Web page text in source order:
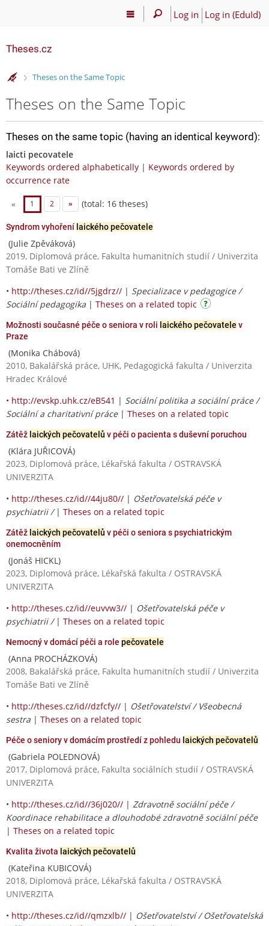
Log in Log in (EduId)
Theses.cz
>
Theses on the Same Topic
Theses on the Same Topic
Theses on the same topic (having an identical keyword):
laicti pecovatele
Keywords ordered alphabetically | Keywords ordered by
occurrence rate
« 1 2 » (total: 16 theses)
Syndrom vyhoření laického pečovatele
(Julie Zpěváková)
2019, Diplomová práce, Fakulta humanitních studií / Univerzita
Tomáše Bati ve Zlíně
• http://theses.cz/id//5jgdrz// | Specializace v pedagogice /
Sociální pedagogika | Theses on a related topic
Možnosti současné péče o seniora v roli laického pečovatele v
Praze
(Monika Chábová)
2010, Bakalářská práce, UHK, Pedagogická fakulta / Univerzita
Hradec Králové
• http://evskp.uhk.cz/eB541 | Sociální politika a sociální práce /
Sociální a charitativní práce| Theses on a related topic
Zátěž laických pečovatelů v péči o pacienta s duševní poruchou
(Klára JUŘICOVÁ)
2023, Diplomová práce, Lékařská fakulta / OSTRAVSKÁ
UNIVERZITA
• http://theses.cz/id//44ju80// | Ošetřovatelská péče v
psychiatrii / | Theses on a related topic
Zátěž laických pečovatelů v péči o seniora s psychiatrickým
onemocněním
(Jonáš HICKL)
2023, Diplomová práce, Lékařská fakulta / OSTRAVSKÁ
UNIVERZITA
• http://theses.cz/id//euvvw3// | Ošetřovatelská péče v
psychiatrii / | Theses on a related topic
Nemocný v domácí péči a role pečovatele
(Anna PROCHÁZKOVÁ)
2008, Bakalářská práce, Fakulta humanitních studií / Univerzita
Tomáše Bati ve Zlíně
• http://theses.cz/id//dzfcfy// | Ošetřovatelství / Všeobecná
sestra | Theses on a related topic
Péče o seniory v domácím prostředí z pohledu laických pečovatelů
(Gabriela POLEDNOVÁ)
2017, Diplomová práce, Fakulta sociálních studií / OSTRAVSKÁ
UNIVERZITA
• http://theses.cz/id//36j020// | Zdravotně sociální péče /
Koordinace rehabilitace a dlouhodobé zdravotně sociální péče
| Theses on a related topic
Kvalita života laických pečovatelů
(Kateřina KUBICOVÁ)
2018, Diplomová práce, Lékařská fakulta / OSTRAVSKÁ
UNIVERZITA
• http://theses.cz/id//qmzxlb// | Ošetřovatelství / Ošetřovatelská